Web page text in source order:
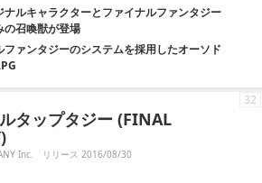
ナルキャラクターとファイナルファンタジー
の召喚獣が登場
ファンタジーのシステムを採用したオーソド
タップタジー (FINAL
Inc. リリース 2016/08/30
32